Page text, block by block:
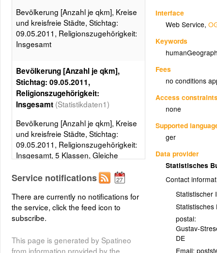
Interface
Web Service,
Keywords
Fees
no conditions
Access
none
Supported
ger
Data provider
Statistisches
Contact
Statistischer
Statistisches
postal:
Gustav-
DE
Email:
Bevölkerung [Anzahl je qkm], Kreise
und kreisfreie Städte, Stichtag:
09.05.2011, Religionszugehörigkeit:
Insgesamt
Bevölkerung [Anzahl je qkm],
Stichtag: 09.05.2011,
Religionszugehörigkeit:
Insgesamt (Statistikdaten1)
Bevölkerung [Anzahl je qkm], Kreise
und kreisfreie Städte, Stichtag:
09.05.2011, Religionszugehörigkeit:
Insgesamt, 5 Klassen, Gleiche
Layer metadata (xml)
Service notifications
There are currently no notifications for
the service, click the feed icon to
subscribe.
This page is generated by Spatineo
from information provided by the